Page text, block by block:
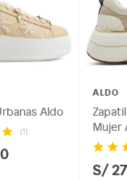
Aldo
(1)
ALDO
Mujer
S/